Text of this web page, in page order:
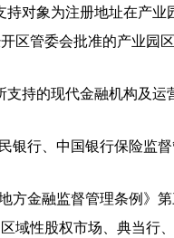
持对象为注册地址在产
区管委会批准的产业园区
支持的现代金融机构及运
银行、中国银行保险监
方金融监督管理条例》
域性股权市场、典当行